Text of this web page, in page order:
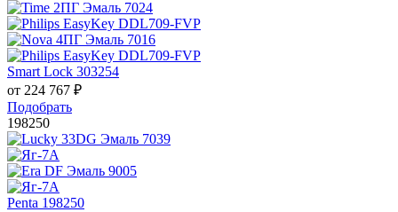
Smart Lock 303254
от 224 767 ₽
Подобрать
198250
Penta 198250